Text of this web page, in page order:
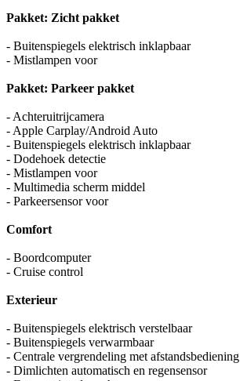
Pakket: Zicht pakket
- Buitenspiegels elektrisch inklapbaar
- Mistlampen voor
Pakket: Parkeer pakket
- Achteruitrijcamera
- Apple Carplay/Android Auto
- Buitenspiegels elektrisch inklapbaar
- Dodehoek detectie
- Mistlampen voor
- Multimedia scherm middel
- Parkeersensor voor
Comfort
- Boordcomputer
- Cruise control
Exterieur
- Buitenspiegels elektrisch verstelbaar
- Buitenspiegels verwarmbaar
- Centrale vergrendeling met afstandsbediening
- Dimlichten automatisch en regensensor